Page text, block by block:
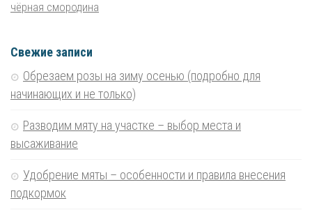
чёрная смородина
Свежие записи
Обрезаем розы на зиму осенью (подробно для
начинающих и не только)
Разводим мяту на участке – выбор места и
высаживание
Удобрение мяты – особенности и правила внесения
подкормок